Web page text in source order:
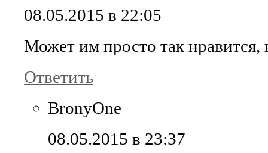
08.05.2015 в 22:05
Может им просто так нравится,
Ответить
BronyOne
08.05.2015 в 23:37